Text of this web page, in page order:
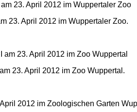
23. April 2012 im Wuppertaler Zoo.
23. April 2012 im Zoo Wuppertal.